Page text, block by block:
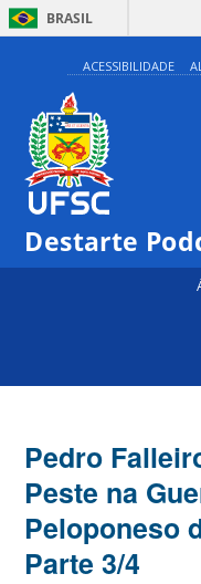
BRASIL
ACESSIBILIDADE
Destarte
Pedro
Peste na
Peloponeso
Parte 3/4